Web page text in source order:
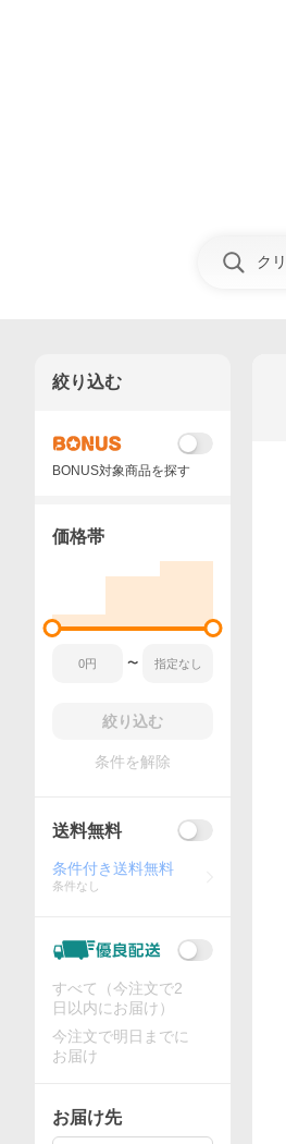
絞り込む
BONUS対象商品を探す
価格帯
〜
絞り込む
条件を解除
送料無料
条件付き送料無料
条件なし
すべて（今注文で2
日以内にお届け）
今注文で明日までに
お届け
お届け先